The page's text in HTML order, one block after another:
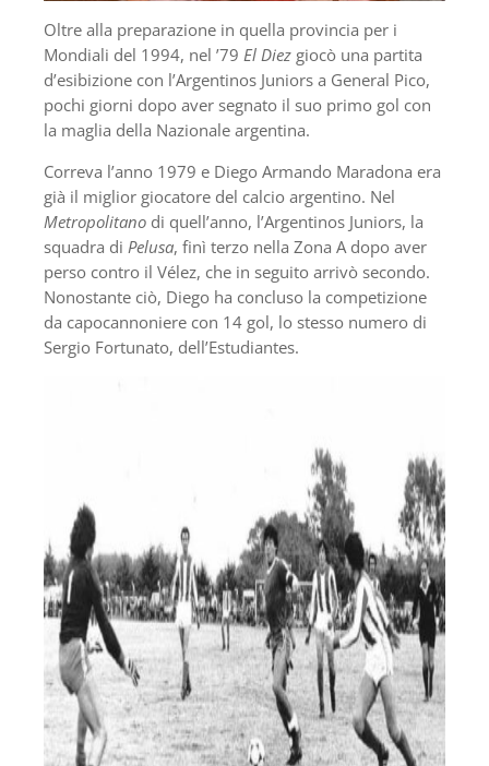
Oltre alla preparazione in quella provincia per i
Mondiali del 1994, nel ’79 El Diez giocò una partita
d’esibizione con l’Argentinos Juniors a General Pico,
pochi giorni dopo aver segnato il suo primo gol con
la maglia della Nazionale argentina.
Correva l’anno 1979 e Diego Armando Maradona era
già il miglior giocatore del calcio argentino. Nel
Metropolitano di quell’anno, l’Argentinos Juniors, la
squadra di Pelusa, finì terzo nella Zona A dopo aver
perso contro il Vélez, che in seguito arrivò secondo.
Nonostante ciò, Diego ha concluso la competizione
da capocannoniere con 14 gol, lo stesso numero di
Sergio Fortunato, dell’Estudiantes.